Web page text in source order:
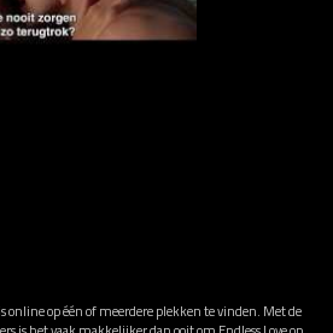
online op één of meerdere plekken te vinden. Met de